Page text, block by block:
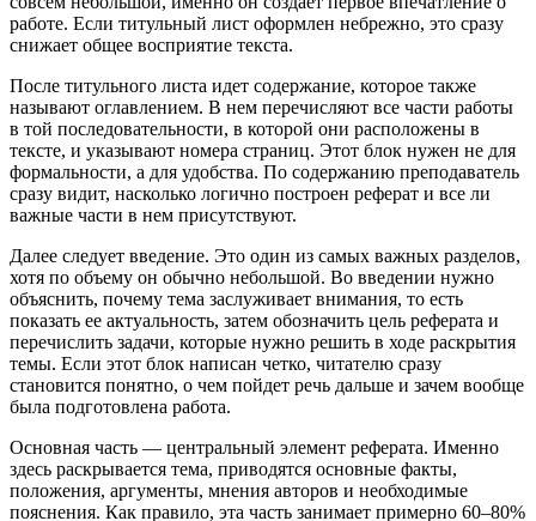
работе. Если титульный лист оформлен небрежно, это сразу
снижает общее восприятие текста.
После титульного листа идет содержание, которое также
называют оглавлением. В нем перечисляют все части работы
в той последовательности, в которой они расположены в
тексте, и указывают номера страниц. Этот блок нужен не для
формальности, а для удобства. По содержанию преподаватель
сразу видит, насколько логично построен реферат и все ли
важные части в нем присутствуют.
Далее следует введение. Это один из самых важных разделов,
хотя по объему он обычно небольшой. Во введении нужно
объяснить, почему тема заслуживает внимания, то есть
показать ее актуальность, затем обозначить цель реферата и
перечислить задачи, которые нужно решить в ходе раскрытия
темы. Если этот блок написан четко, читателю сразу
становится понятно, о чем пойдет речь дальше и зачем вообще
была подготовлена работа.
Основная часть — центральный элемент реферата. Именно
здесь раскрывается тема, приводятся основные факты,
положения, аргументы, мнения авторов и необходимые
пояснения. Как правило, эта часть занимает примерно 60–80%